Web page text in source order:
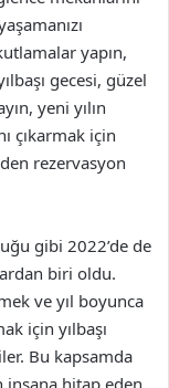
yapın,
gecesi, güzel
yeni yılın
çıkarmak için
rezervasyon
gibi 2022’de de
biri oldu.
ve yıl boyunca
için yılbaşı
Bu kapsamda
insana hitap eden